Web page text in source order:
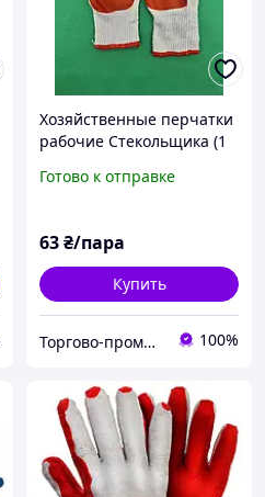
Хозяйственные перчатки
рабочие Стекольщика (1
Готово к отправке
63₴/пара
Купить
Торгово-промышленная компания: Зав Маг Пром 100%